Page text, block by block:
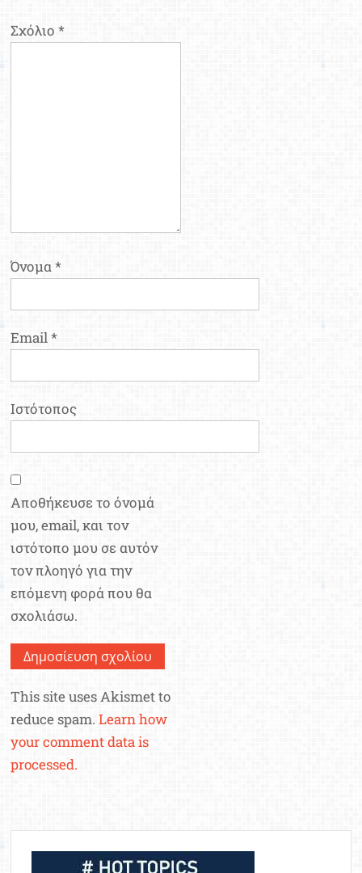
Σχόλιο*
Όνομα*
Email*
Ιστότοπος
Αποθήκευσε το όνομά
μου, email, και τον
ιστότοπο μου σε αυτόν
τον πλοηγό για την
επόμενη φορά που θα
σχολιάσω.
This site uses Akismet to
reduce spam.Learn how
your comment data is
processed.